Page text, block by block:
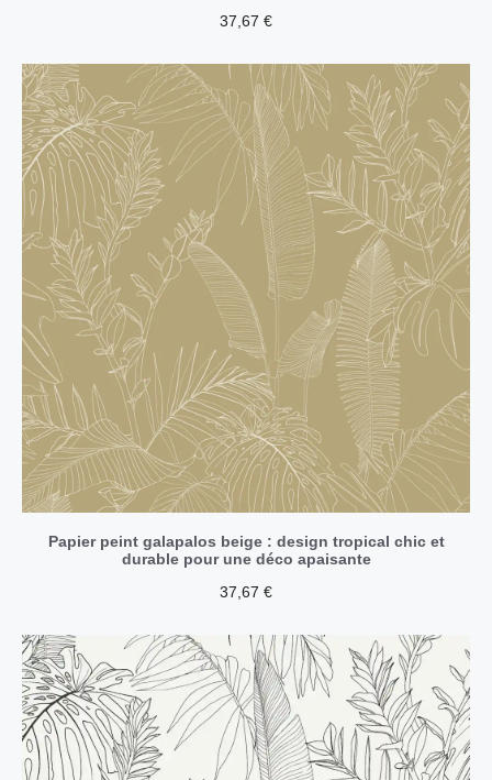
37,67 €
Papier peint galapalos beige : design tropical chic et
durable pour une déco apaisante
37,67 €